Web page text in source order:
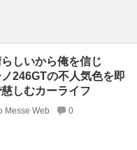
らしいから俺を信じ
246GTの不人気色を即
しむカーライフ
Messe Web 0